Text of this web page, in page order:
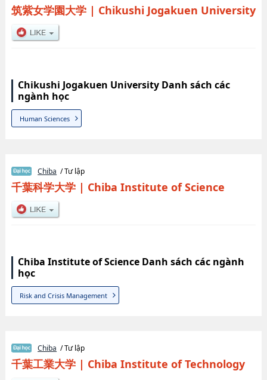
筑紫女学園大学| Chikushi Jogakuen University
Chikushi Jogakuen University Danh sách các
ngành học
Human Sciences
Chiba / Tư lập
千葉科学大学| Chiba Institute of Science
Chiba Institute of Science Danh sách các ngành
học
Risk and Crisis Management
Chiba / Tư lập
千葉工業大学| Chiba Institute of Technology